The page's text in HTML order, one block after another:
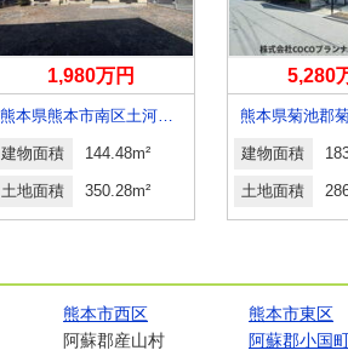
1,980万円
熊本県熊本市南区土河原町
建物面積 144.48m²
土地面積 350.28m²
5,280
建物面積
土地面積
熊本市西区
熊本市東区
阿蘇郡産山村
阿蘇郡小国